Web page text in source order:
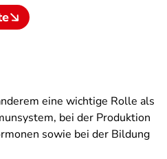
eine wichtige Rolle als
bei der Produktion
sowie bei der Bildung